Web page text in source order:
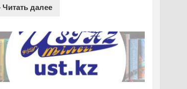
Читать далее